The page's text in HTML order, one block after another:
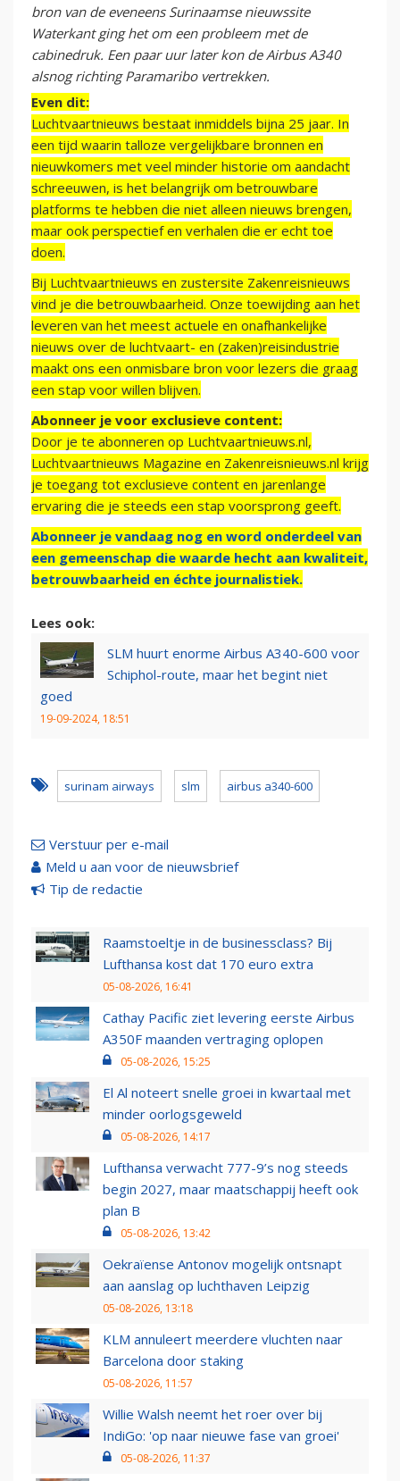
bron van de eveneens Surinaamse nieuwssite
Waterkant ging het om een probleem met de
cabinedruk. Een paar uur later kon de Airbus A340
alsnog richting Paramaribo vertrekken.
Even dit:
Luchtvaartnieuws bestaat inmiddels bijna 25 jaar. In
een tijd waarin talloze vergelijkbare bronnen en
nieuwkomers met veel minder historie om aandacht
schreeuwen, is het belangrijk om betrouwbare
platforms te hebben die niet alleen nieuws brengen,
maar ook perspectief en verhalen die er echt toe
doen.
Bij Luchtvaartnieuws en zustersite Zakenreisnieuws
vind je die betrouwbaarheid. Onze toewijding aan het
leveren van het meest actuele en onafhankelijke
nieuws over de luchtvaart- en (zaken)reisindustrie
maakt ons een onmisbare bron voor lezers die graag
een stap voor willen blijven.
Abonneer je voor exclusieve content:
Door je te abonneren op Luchtvaartnieuws.nl,
Luchtvaartnieuws Magazine en Zakenreisnieuws.nl krijg
je toegang tot exclusieve content en jarenlange
ervaring die je steeds een stap voorsprong geeft.
Abonneer je vandaag nog en word onderdeel van
een gemeenschap die waarde hecht aan kwaliteit,
betrouwbaarheid en échte journalistiek.
Lees ook:
SLM huurt enorme Airbus A340-600 voor
Schiphol-route, maar het begint niet
goed
19-09-2024, 18:51
surinam airways slm airbus a340-600
Verstuur per e-mail
Meld u aan voor de nieuwsbrief
Tip de redactie
Raamstoeltje in de businessclass? Bij
Lufthansa kost dat 170 euro extra
05-08-2026, 16:41
Cathay Pacific ziet levering eerste Airbus
A350F maanden vertraging oplopen
05-08-2026, 15:25
El Al noteert snelle groei in kwartaal met
minder oorlogsgeweld
05-08-2026, 14:17
Lufthansa verwacht 777-9’s nog steeds
begin 2027, maar maatschappij heeft ook
plan B
05-08-2026, 13:42
Oekraïense Antonov mogelijk ontsnapt
aan aanslag op luchthaven Leipzig
05-08-2026, 13:18
KLM annuleert meerdere vluchten naar
Barcelona door staking
05-08-2026, 11:57
Willie Walsh neemt het roer over bij
IndiGo: 'op naar nieuwe fase van groei'
05-08-2026, 11:37